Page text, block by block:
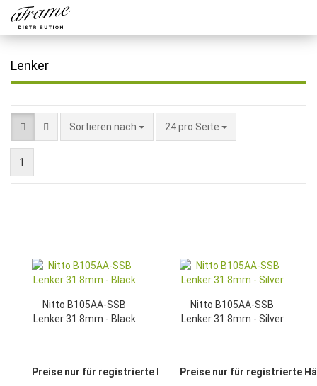
Lenker
Sortieren nach 24 pro Seite
1
Nitto B105AA-SSB
Lenker 31.8mm - Black
Preise nur für registrierte Händler sichtbar
Nitto B105AA-SSB
Lenker 31.8mm - Silver
Preise nur für registrierte